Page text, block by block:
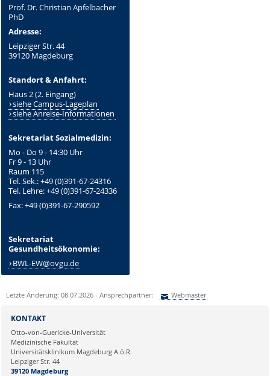
Prof. Dr. Christian Apfelbacher
PhD
Adresse:
Leipziger Str. 44
39120 Magdeburg
Standort & Anfahrt:
Haus 2 (2. Eingang)
siehe Campus-Lageplan
siehe Anreise-Informationen
Sekretariat Sozialmedizin:
Mo - Do 9 - 14:30 Uhr
Fr 9 - 13 Uhr
Raum 115
Tel. Sek.: +49 (0)391-67-24316
Tel. Lehre: +49 (0)391-67-24336
Fax: +49 (0)391-67-290592
Sekretariat
Gesundheitsökonomie:
BWL-EW@ovgu.de
Letzte Änderung: 08.07.2026 - Ansprechpartner: Webmaster
Ihre E-Mailadresse:
Ihr Anliegen:
KONTAKT
Otto-von-Guericke-Universität
Medizinische Fakultät
Universitätsklinikum Magdeburg A.ö.R.
Leipziger Str. 44
39120 Magdeburg